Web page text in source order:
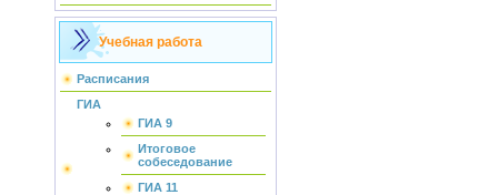
Учебная работа
Расписания
ГИА
ГИА 9
Итоговое
собеседование
ГИА 11